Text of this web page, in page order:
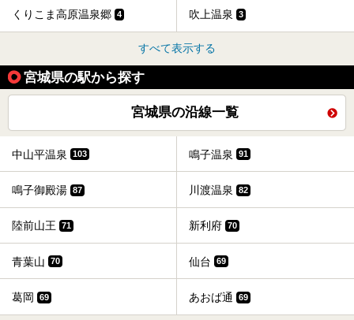
くりこま高原温泉郷 4 吹上温泉 3
すべて表示する
宮城県の駅から探す
宮城県の沿線一覧
中山平温泉 103 鳴子温泉 91
鳴子御殿湯 87 川渡温泉 82
陸前山王 71 新利府 70
青葉山 70 仙台 69
葛岡 69 あおば通 69